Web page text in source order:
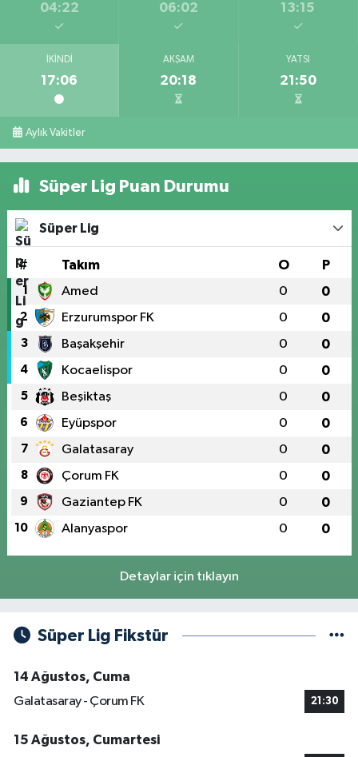
04:22 06:02 13:15
İKINDI
17:06
AKŞAM
20:18
YATSI
21:50
Aylık Vakitler
Süper Lig Puan Durumu
Süper Lig
# Takım O P
1 Amed 0 0
2 Erzurumspor FK 0 0
3 Başakşehir 0 0
4 Kocaelispor 0 0
5 Beşiktaş 0 0
6 Eyüpspor 0 0
7 Galatasaray 0 0
8 Çorum FK 0 0
9 Gaziantep FK 0 0
10 Alanyaspor 0 0
Detaylar için tıklayın
Süper Lig Fikstür
14 Ağustos, Cuma
Galatasaray - Çorum FK
21:30
15 Ağustos, Cumartesi